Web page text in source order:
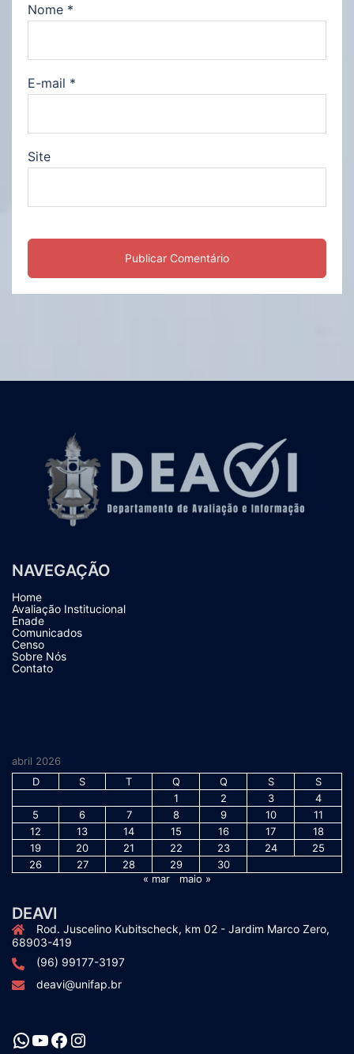
Nome *
E-mail *
Site
NAVEGAÇÃO
Home
Avaliação Institucional
Enade
Comunicados
Censo
Sobre Nós
Contato
abril 2026
D
S T Q Q S
S
1
2 3
4
5
6 7 8 9 10
11
12
13 14 15 16 17
18
19
20 21 22 23 24
25
26
27 28 29
30
« mar
maio »
DEAVI
Rod. Juscelino Kubitscheck, km 02 - Jardim Marco Zero,
68903-419
(96) 99177-3197
deavi@unifap.br